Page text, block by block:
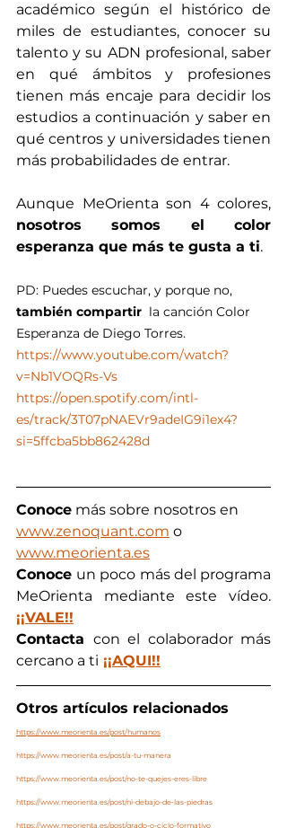
académico según el histórico de
miles de estudiantes, conocer su
talento y su ADN profesional, saber
en qué ámbitos y profesiones
tienen más encaje para decidir los
estudios a continuación y saber en
qué centros y universidades tienen
más probabilidades de entrar.
nosotros somos el color
esperanza que más te gusta a ti.
PD: Puedes escuchar, y porque no,
también compartir
  la canción Color
Esperanza de Diego Torres.
https://www.youtube.com/watch?
v=Nb1VOQRs-Vs
https://open.spotify.com/intl-
es/track/3T07pNAEVr9adeIG9i1ex4?
si=5ffcba5bb862428d
Conoce más sobre nosotros en
www.zenoquant.com o
www.meorienta.es
Conoce un poco más del programa
¡¡VALE!!
Contacta con el colaborador más
cercano a ti ¡¡AQUI!!
Otros artículos relacionados
https://www.meorienta.es/post/humanos
https://www.meorienta.es/post/a-tu-manera
https://www.meorienta.es/post/no-te-quejes-eres-libre
https://www.meorienta.es/post/ni-debajo-de-las-piedras
https://www.meorienta.es/post/grado-o-ciclo-formativo